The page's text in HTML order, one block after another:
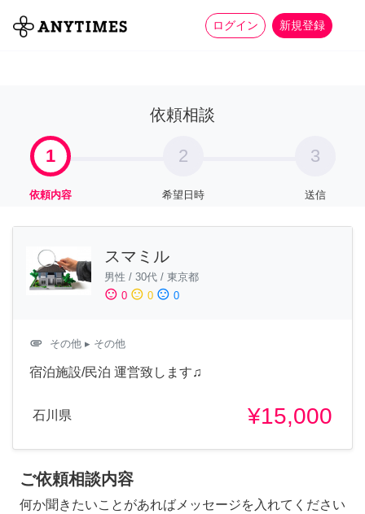
ログイン 新規登録
全て 家事 more_horiz
依頼相談
1
依頼内容
2
希望日時
3
送信
スマミル
男性 / 30代 / 東京都
sentiment_satisfied 0 sentiment_neutral 0 sentiment_dissatisfied 0
attachment その他 ▸ その他
宿泊施設/民泊 運営致します♫
石川県 ¥15,000
ご依頼相談内容
何か聞きたいことがあればメッセージを入れてください